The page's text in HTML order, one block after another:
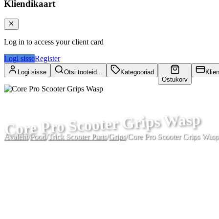
Kliendikaart
Log in to access your client card
Logi sisseRegister
Logi sisse Otsi tooteid...
Kategooriad
Ostukorv
Core Pro Scooter Grips Wasp
Avaleht/Pood/Trick Scooter Parts/Grips/Core Pro Scooter Grips Wasp